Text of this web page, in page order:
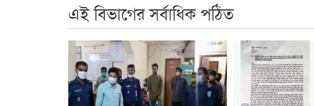
এই বিভাগের সর্বাধিক পঠিত